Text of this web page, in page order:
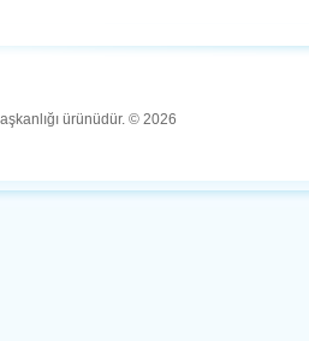
ürünüdür. © 2026